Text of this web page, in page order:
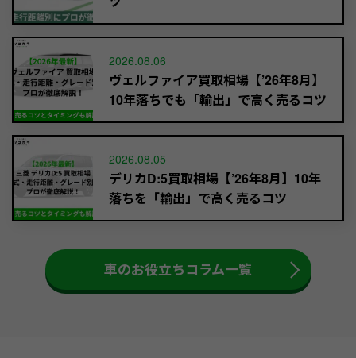
2026.08.06
ヴェルファイア買取相場【’26年8月】
10年落ちでも「輸出」で高く売るコツ
2026.08.05
デリカD:5買取相場【’26年8月】10年
落ちを「輸出」で高く売るコツ
車のお役立ちコラム一覧